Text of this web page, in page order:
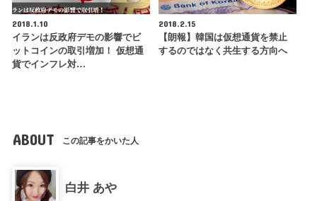
2018.1.10
イランは反政府デモの影響でビ
ットコインの取引増加！ 仮想通
貨でインフレ対…
2018.2.15
【朗報】韓国は仮想通貨を禁止
するのではなく共生する方向へ
ABOUT この記事をかいた人
白井 あや